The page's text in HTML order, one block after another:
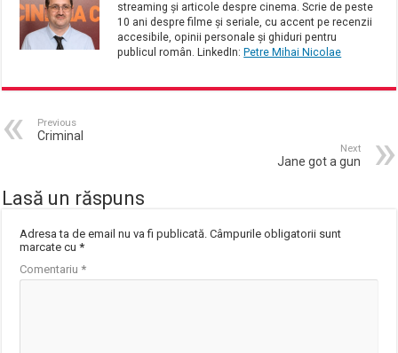
streaming și articole despre cinema. Scrie de peste
10 ani despre filme și seriale, cu accent pe recenzii
accesibile, opinii personale și ghiduri pentru
publicul român. LinkedIn: Petre Mihai Nicolae
Previous
Criminal
Next
Jane got a gun
Lasă un răspuns
Adresa ta de email nu va fi publicată. Câmpurile obligatorii sunt
marcate cu*
Comentariu*